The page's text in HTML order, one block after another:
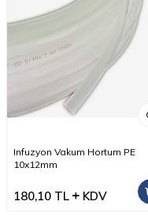
Infuzyon Vakum Hortum PE
10x12mm
180,10 TL KDV